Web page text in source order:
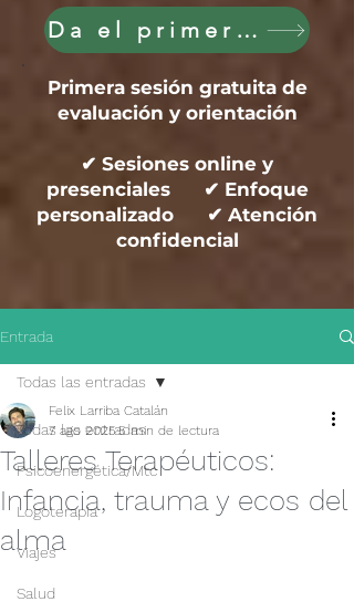
Da el primer paso hoy
Primera sesión gratuita de
evaluación y orientación
✔ Sesiones online y
presenciales ✔ Enfoque
personalizado ✔ Atención
confidencial
Entrada
Todas las entradas
Psicoenergética/Mtc
Logoterapia
Viajes
Salud
Todas las entradas
Talleres Terapéuticos:
Infancia, trauma y ecos del
alma
Felix Larriba Catalán
7 ago 20255 min de lectura